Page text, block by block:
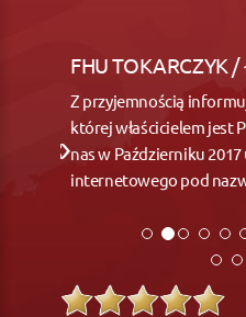
FHU TOKARCZYK
Z przyjemnością
której właścicielem jest
nas w Październiku 2017
internetowego pod